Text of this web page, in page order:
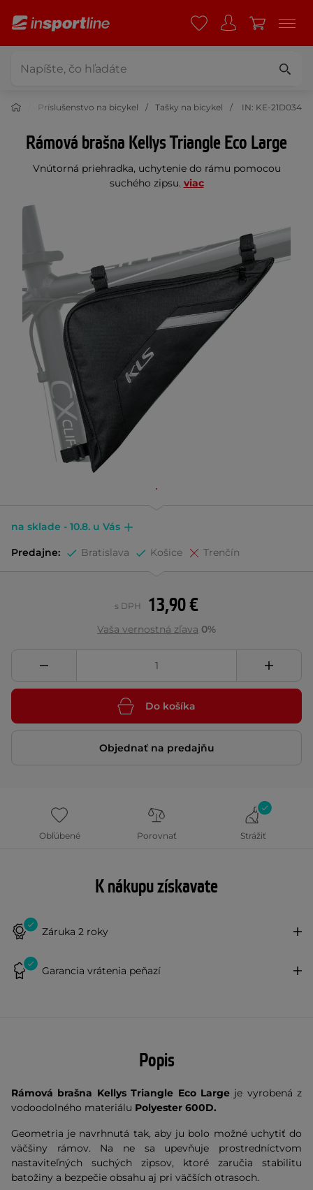
Príslušenstvo na bicykel Tašky na bicykel IN: KE-21D034
Rámová brašna Kellys Triangle Eco Large
Vnútorná priehradka, uchytenie do rámu pomocou
suchého zipsu. viac
na sklade - 10.8. u Vás
Predajne: Bratislava Košice Trenčín
13,90 €
s DPH
Vaša vernostná zľava 0%
Do košíka
Objednať na predajňu
Obľúbené Porovnať Strážiť
K nákupu získavate
Záruka 2 roky
Garancia vrátenia peňazí
Popis
Rámová brašna Kellys Triangle Eco Largeje vyrobená z
vodoodolného materiálu Polyester 600D.
Geometria je navrhnutá tak, aby ju bolo možné uchytiť do
väčšiny rámov. Na ne sa upevňuje prostredníctvom
nastaviteľných suchých zipsov, ktoré zaručia stabilitu
batožiny a bezpečie obsahu aj pri väčších otrasoch.